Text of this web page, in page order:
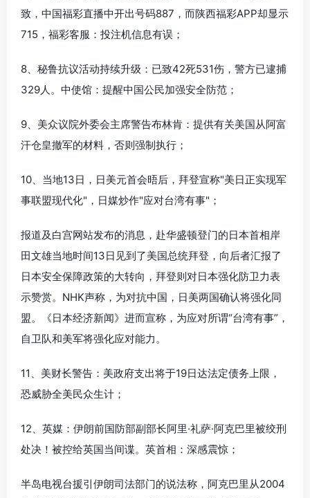
致，中国福彩直播中开出号码887，而陕西福彩APP却显示
715，福彩客服：投注机信息有误；
8、秘鲁抗议活动持续升级：已致42死531伤，警方已逮捕
329人。中使馆：提醒中国公民加强安全防范；
9、美众议院外委会主席警告布林肯：提供有关美国从阿富
汗仓皇撤军的材料，否则强制执行；
10、当地13日，日美元首会晤后，拜登宣称"美日正实现军
事联盟现代化"，日媒炒作"应对台湾有事"；
报道及白宫网站发布的消息，赴华盛顿登门的日本首相岸
田文雄当地时间13日见到了美国总统拜登，向后者汇报了
日本安全保障政策的大转向，拜登则对日本强化防卫力表
示赞赏。NHK声称，为对抗中国，日美两国确认将强化同
盟。《日本经济新闻》进而宣称，为应对所谓“台湾有事”，
自卫队和美军将强化应对能力。
11、美财长警告：美政府支出将于19日达法定债务上限，
恐威胁全美民众生计；
12、英媒：伊朗前国防部副部长阿里·礼萨·阿克巴里被绞刑
处决！被控给英国当间谍。英首相：深感震惊；
半岛电视台援引伊朗司法部门的说法称，阿克巴里从2004